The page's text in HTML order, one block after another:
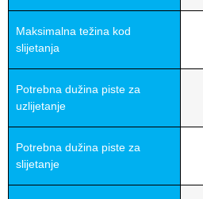
Maksimalna težina kod
slijetanja
Potrebna dužina piste za
uzlijetanje
Potrebna dužina piste za
slijetanje